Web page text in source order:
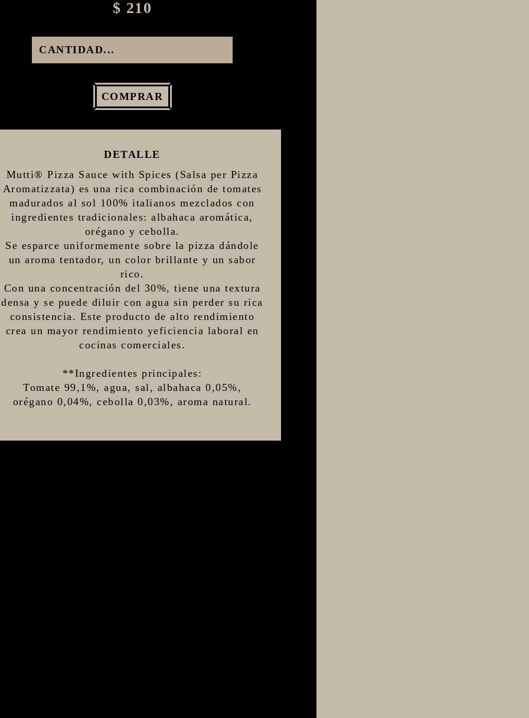
$ 210
COMPRAR
DETALLE
Mutti® Pizza Sauce with Spices (Salsa per Pizza
Aromatizzata) es una rica combinación de tomates
madurados al sol 100% italianos mezclados con
ingredientes tradicionales: albahaca aromática,
orégano y cebolla.
Se esparce uniformemente sobre la pizza dándole
un aroma tentador, un color brillante y un sabor
rico.
Con una concentración del 30%, tiene una textura
densa y se puede diluir con agua sin perder su rica
consistencia. Este producto de alto rendimiento
crea un mayor rendimiento yeficiencia laboral en
cocinas comerciales.
**Ingredientes principales:
Tomate 99,1%, agua, sal, albahaca 0,05%,
orégano 0,04%, cebolla 0,03%, aroma natural.